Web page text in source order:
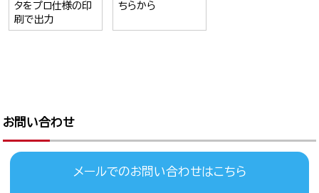
タをプロ仕様の印
刷で出力
ちらから
お問い合わせ
メールでのお問い合わせはこちら